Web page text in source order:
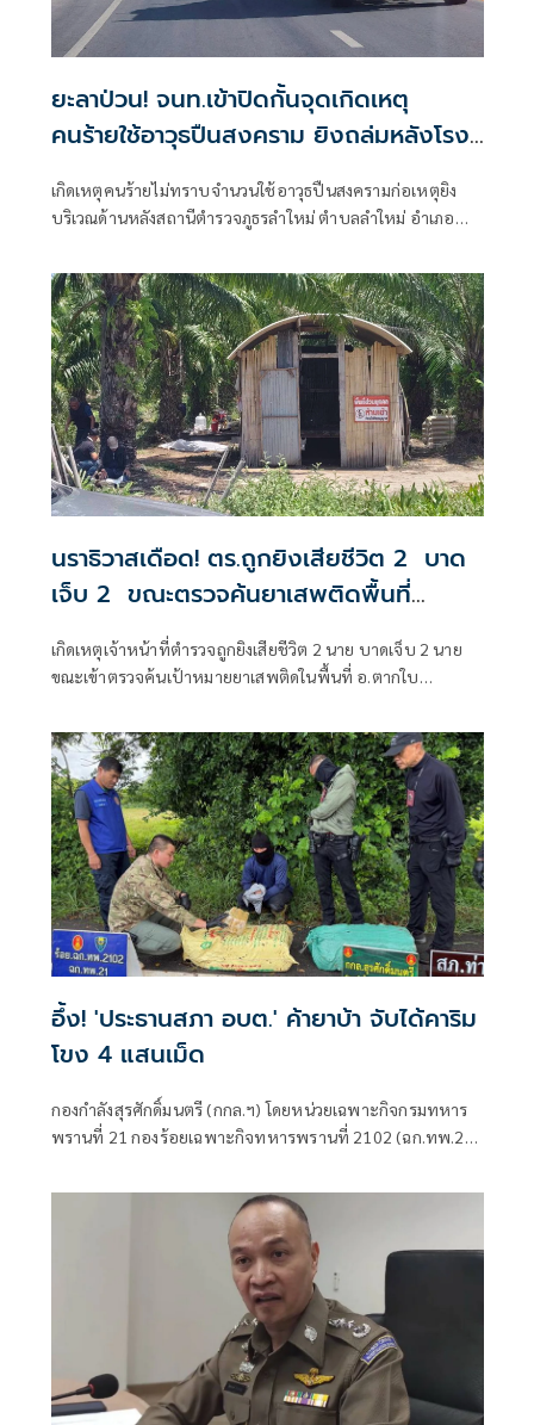
ยะลาป่วน! จนท.เข้าปิดกั้นจุดเกิดเหตุ
คนร้ายใช้อาวุธปืนสงคราม ยิงถล่มหลังโรง
เกิดเหตุคนร้ายไม่ทราบจำนวนใช้อาวุธปืนสงครามก่อเหตุยิง
บริเวณด้านหลังสถานีตำรวจภูธรลำใหม่ ตำบลลำใหม่ อำเภอ
นราธิวาสเดือด! ตร.ถูกยิงเสียชีวิต 2 บาด
เจ็บ 2 ขณะตรวจค้นยาเสพติดพื้นที่
เกิดเหตุเจ้าหน้าที่ตำรวจถูกยิงเสียชีวิต 2 นาย บาดเจ็บ 2 นาย
ขณะเข้าตรวจค้นเป้าหมายยาเสพติดในพื้นที่ อ.ตากใบ
อึ้ง! 'ประธานสภา อบต.' ค้ายาบ้า จับได้คาริม
โขง 4 แสนเม็ด
กองกำลังสุรศักดิ์มนตรี (กกล.ฯ) โดยหน่วยเฉพาะกิจกรมทหาร
พรานที่ 21 กองร้อยเฉพาะกิจทหารพรานที่ 2102 (ฉก.ทพ.21